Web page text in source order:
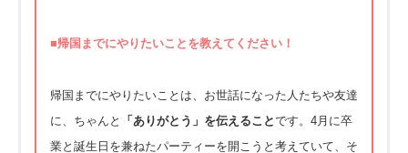
■帰国までにやりたいことを教えてください！
帰国までにやりたいことは、お世話になった人たちや友達
に、ちゃんと
「ありがとう」を伝えることです。4月に卒
業と誕生日を兼ねたパーティーを開こうと考えていて、そ